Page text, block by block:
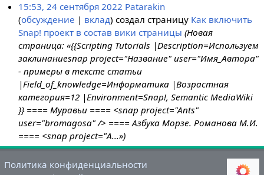
15:53, 24 сентября 2022 Patarakin
обсуждение
вклад создал страницу Как включить
Snap! проект в состав вики страницы (Новая
страница: «{{Scripting Tutorials |Description=Используем
заклинаниеsnap project="Название" user="Имя_Автора"
- примеры в тексте статьи
|Field_of_knowledge=Информатика |Возрастная
категория=12 |Environment=Snap!, Semantic MediaWiki
}} ==== Муравьи ==== <snap project="Ants"
user="bromagosa" /> ==== Азбука Морзе. Романова М.И.
==== <snap project="А...»)
Политика конфиденциальности